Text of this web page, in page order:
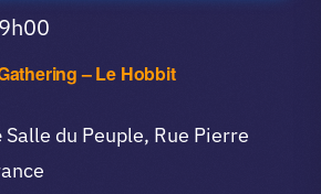
– Le Hobbit
Salle du Peuple, Rue Pierre